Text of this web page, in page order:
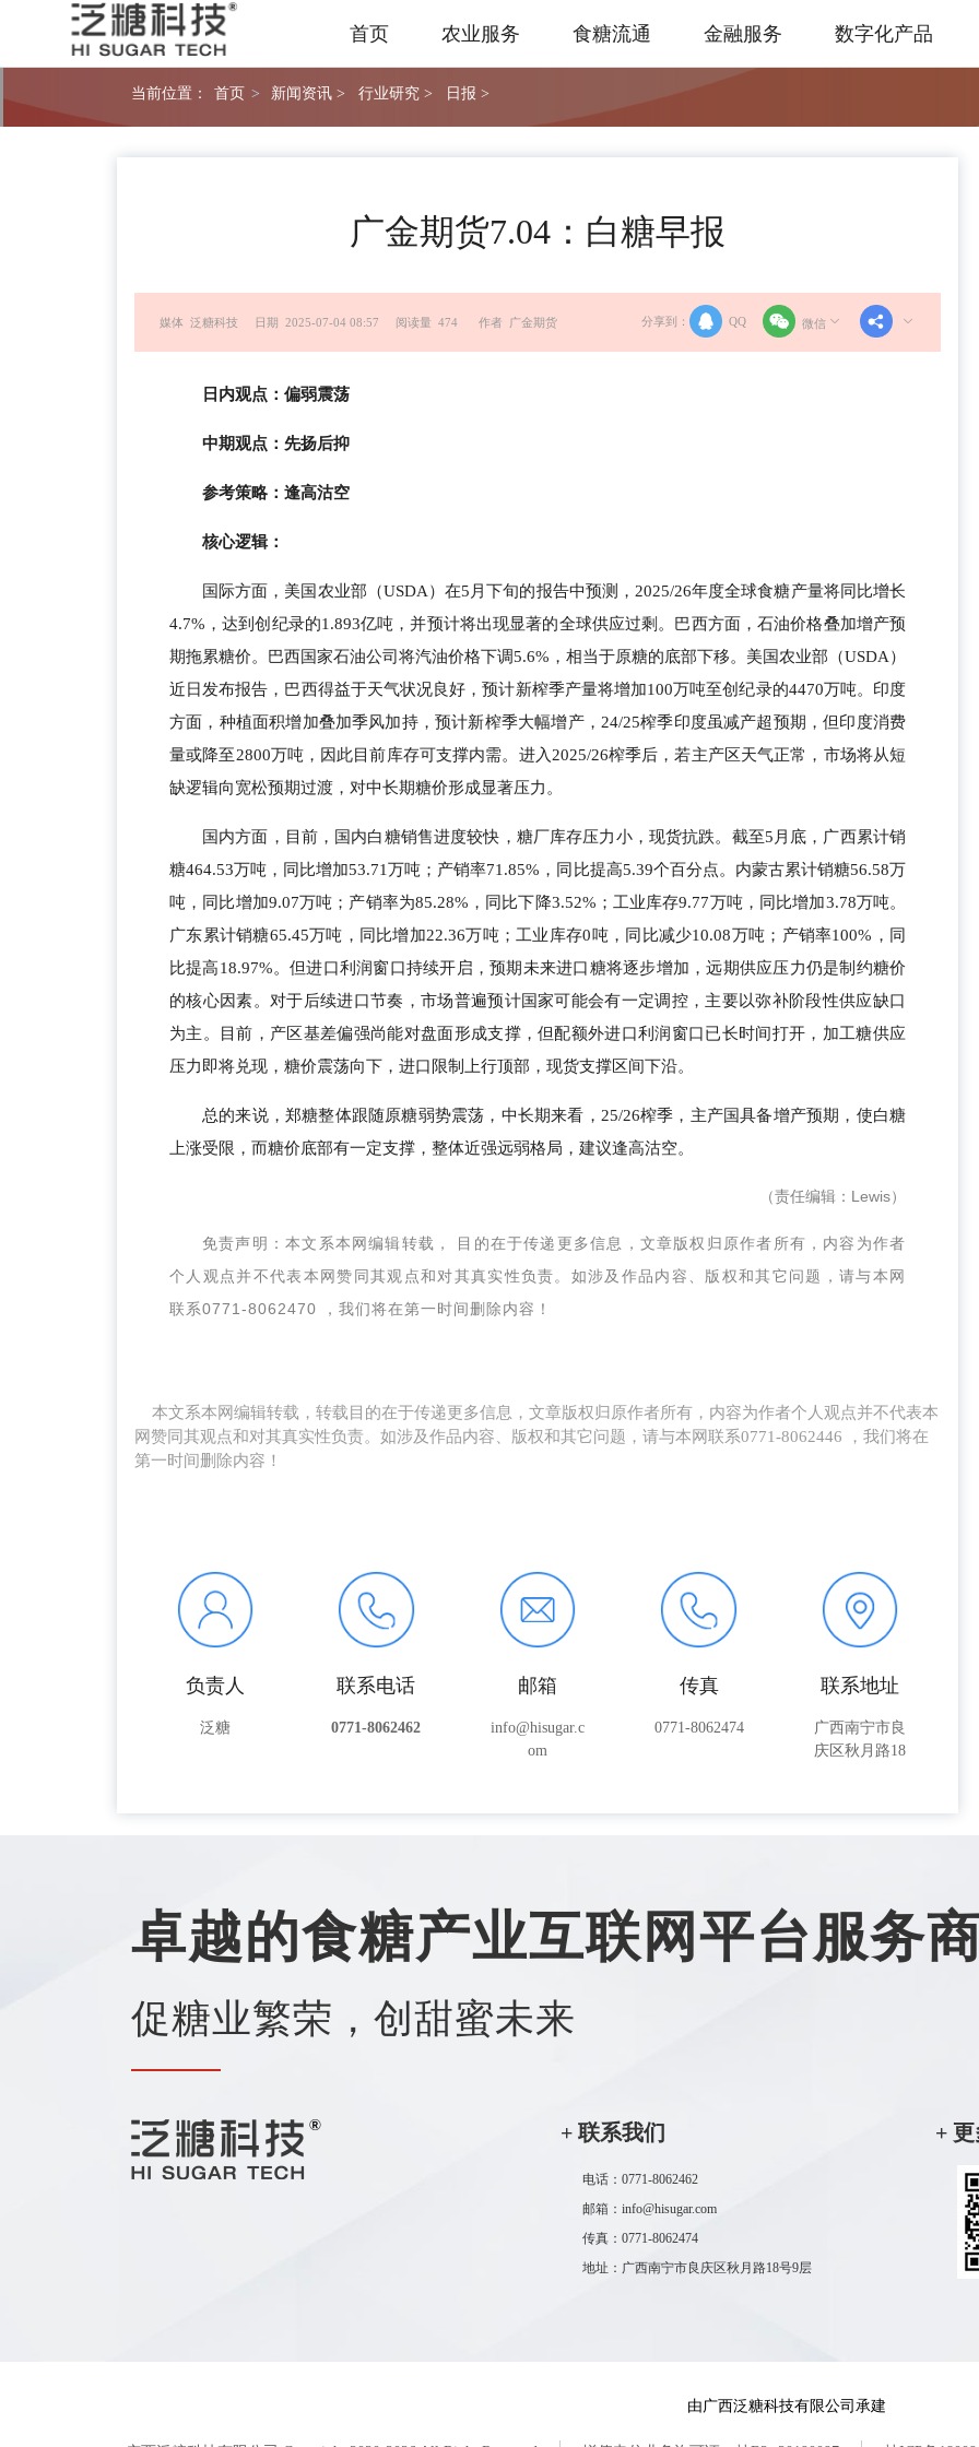
首页 农业服务 食糖流通 金融服务 数字化产品
当前位置： 首页 > 新闻资讯 > 行业研究 > 日报 >
广金期货7.04：白糖早报
分享到： QQ 微信
媒体 泛糖科技 日期 2025-07-04 08:57 阅读量 474 作者 广金期货
日内观点：偏弱震荡
中期观点：先扬后抑
参考策略：逢高沽空
核心逻辑：
国际方面，美国农业部（USDA）在5月下旬的报告中预测，2025/26年度全球食糖产量将同比增长
4.7%，达到创纪录的1.893亿吨，并预计将出现显著的全球供应过剩。巴西方面，石油价格叠加增产预
期拖累糖价。巴西国家石油公司将汽油价格下调5.6%，相当于原糖的底部下移。美国农业部（USDA）
近日发布报告，巴西得益于天气状况良好，预计新榨季产量将增加100万吨至创纪录的4470万吨。印度
方面，种植面积增加叠加季风加持，预计新榨季大幅增产，24/25榨季印度虽减产超预期，但印度消费
量或降至2800万吨，因此目前库存可支撑内需。进入2025/26榨季后，若主产区天气正常，市场将从短
缺逻辑向宽松预期过渡，对中长期糖价形成显著压力。
国内方面，目前，国内白糖销售进度较快，糖厂库存压力小，现货抗跌。截至5月底，广西累计销
糖464.53万吨，同比增加53.71万吨；产销率71.85%，同比提高5.39个百分点。内蒙古累计销糖56.58万
吨，同比增加9.07万吨；产销率为85.28%，同比下降3.52%；工业库存9.77万吨，同比增加3.78万吨。
广东累计销糖65.45万吨，同比增加22.36万吨；工业库存0吨，同比减少10.08万吨；产销率100%，同
比提高18.97%。但进口利润窗口持续开启，预期未来进口糖将逐步增加，远期供应压力仍是制约糖价
的核心因素。对于后续进口节奏，市场普遍预计国家可能会有一定调控，主要以弥补阶段性供应缺口
为主。目前，产区基差偏强尚能对盘面形成支撑，但配额外进口利润窗口已长时间打开，加工糖供应
压力即将兑现，糖价震荡向下，进口限制上行顶部，现货支撑区间下沿。
总的来说，郑糖整体跟随原糖弱势震荡，中长期来看，25/26榨季，主产国具备增产预期，使白糖
上涨受限，而糖价底部有一定支撑，整体近强远弱格局，建议逢高沽空。
（责任编辑：Lewis）
免责声明：本文系本网编辑转载， 目的在于传递更多信息，文章版权归原作者所有，内容为作者
个人观点并不代表本网赞同其观点和对其真实性负责。如涉及作品内容、版权和其它问题，请与本网
联系0771-8062470 ，我们将在第一时间删除内容！
本文系本网编辑转载，转载目的在于传递更多信息，文章版权归原作者所有，内容为作者个人观点并不代表本
网赞同其观点和对其真实性负责。如涉及作品内容、版权和其它问题，请与本网联系0771-8062446 ，我们将在
第一时间删除内容！
负责人
泛糖
联系电话
0771-8062462
邮箱
info@hisugar.c
om
传真
0771-8062474
联系地址
广西南宁市良
庆区秋月路18
卓越的食糖产业互联网平台服务
促糖业繁荣，创甜蜜未来
+ 联系我们
电话：0771-8062462
邮箱：info@hisugar.com
传真：0771-8062474
地址：广西南宁市良庆区秋月路18号9层
+
由广西泛糖科技有限公司承建